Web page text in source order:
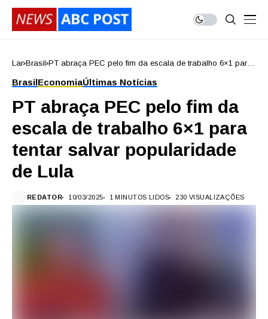
Lar Brasil PT abraça PEC pelo fim da escala de trabalho 6×1 para
BrasilEconomiaÚltimas Notícias
PT abraça PEC pelo fim da
escala de trabalho 6×1 para
tentar salvar popularidade
de Lula
REDATOR 10/03/2025 1 MINUTOS LIDOS 230 VISUALIZAÇÕES